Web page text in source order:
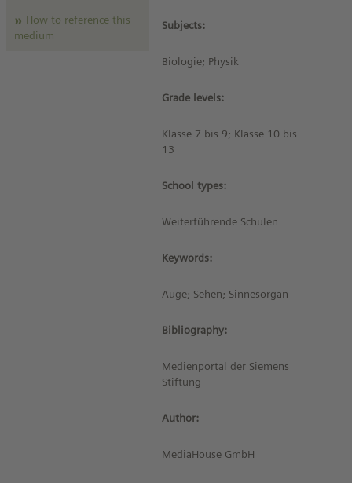
How to reference this
medium
Subjects:
Biologie; Physik
Grade levels:
Klasse 7 bis 9; Klasse 10 bis
13
School types:
Weiterführende Schulen
Keywords:
Auge; Sehen; Sinnesorgan
Bibliography:
Medienportal der Siemens
Stiftung
Author:
MediaHouse GmbH